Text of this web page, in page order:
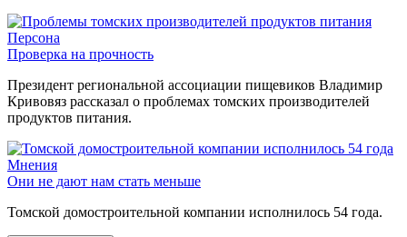
Персона
Проверка на прочность
Президент региональной ассоциации пищевиков Владимир
Кривовяз рассказал о проблемах томских производителей
продуктов питания.
Мнения
Они не дают нам стать меньше
Томской домостроительной компании исполнилось 54 года.